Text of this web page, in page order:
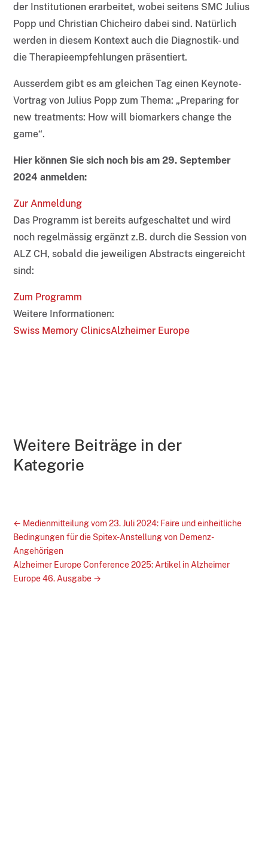
der Institutionen erarbeitet, wobei seitens SMC Julius
Popp und Christian Chicheiro dabei sind. Natürlich
werden in diesem Kontext auch die Diagnostik- und
die Therapieempfehlungen präsentiert.
Ausserdem gibt es am gleichen Tag einen Keynote-
Vortrag von Julius Popp zum Thema: „Preparing for
new treatments: How will biomarkers change the
game“.
Hier können Sie sich noch bis am 29. September
2024 anmelden:
Zur Anmeldung
Das Programm ist bereits aufgeschaltet und wird
noch regelmässig ergänzt z.B. durch die Session von
ALZ CH, sobald die jeweiligen Abstracts eingereicht
sind:
Zum Programm
Weitere Informationen:
Swiss Memory ClinicsAlzheimer Europe
Weitere Beiträge in der
Kategorie
← Medienmitteilung vom 23. Juli 2024: Faire und einheitliche
Bedingungen für die Spitex-Anstellung von Demenz-
Angehörigen
Alzheimer Europe Conference 2025: Artikel in Alzheimer
Europe 46. Ausgabe →